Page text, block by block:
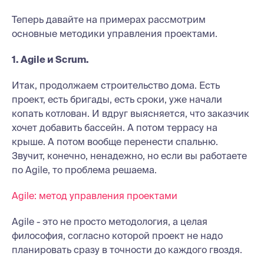
Теперь давайте на примерах рассмотрим
основные методики управления проектами.
1. Agile и Scrum.
Итак, продолжаем строительство дома. Есть
проект, есть бригады, есть сроки, уже начали
копать котлован. И вдруг выясняется, что заказчик
хочет добавить бассейн. А потом террасу на
крыше. А потом вообще перенести спальню.
Звучит, конечно, ненадежно, но если вы работаете
по Agile, то проблема решаема.
Agile: метод управления проектами
Agile - это не просто методология, а целая
философия, согласно которой проект не надо
планировать сразу в точности до каждого гвоздя.